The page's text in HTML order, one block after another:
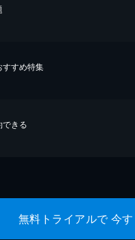
すすめ特集
できる
無料トライアルで 今